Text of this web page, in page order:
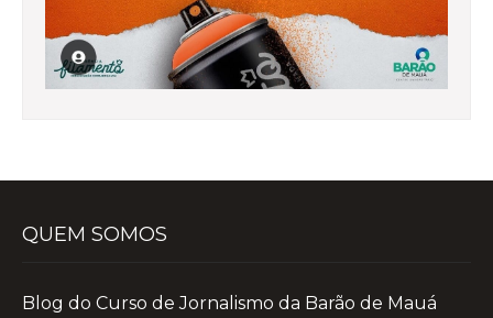
QUEM SOMOS
Blog do Curso de Jornalismo da Barão de Mauá